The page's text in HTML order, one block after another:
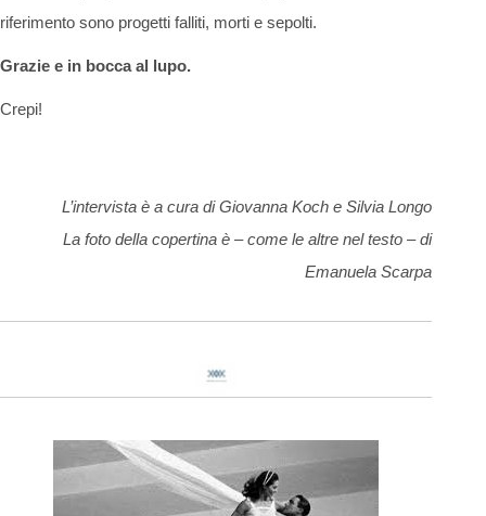
riferimento sono progetti falliti, morti e sepolti.
Grazie e in bocca al lupo.
Crepi!
L’intervista è a cura di Giovanna Koch e Silvia Longo
La foto della copertina è – come le altre nel testo – di
Emanuela Scarpa